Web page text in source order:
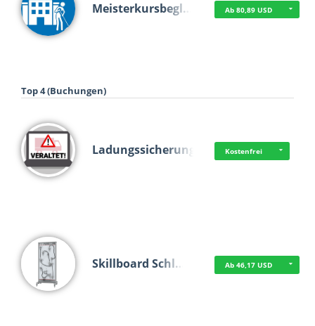
Meisterkursbegl… Ab 80,89 USD
Top 4 (Buchungen)
Ladungssicherung Kostenfrei
Skillboard Schl… Ab 46,17 USD